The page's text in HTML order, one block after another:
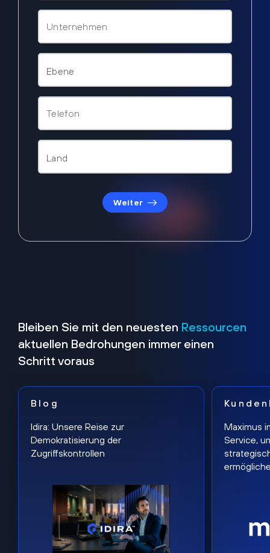
Weiter
Bleiben Sie mit den neuesten Ressourcen
aktuellen Bedrohungen immer einen
Schritt voraus
Blog
Idira: Unsere Reise zur
Demokratisierung der
Zugriffskontrollen
Maximus
Service,